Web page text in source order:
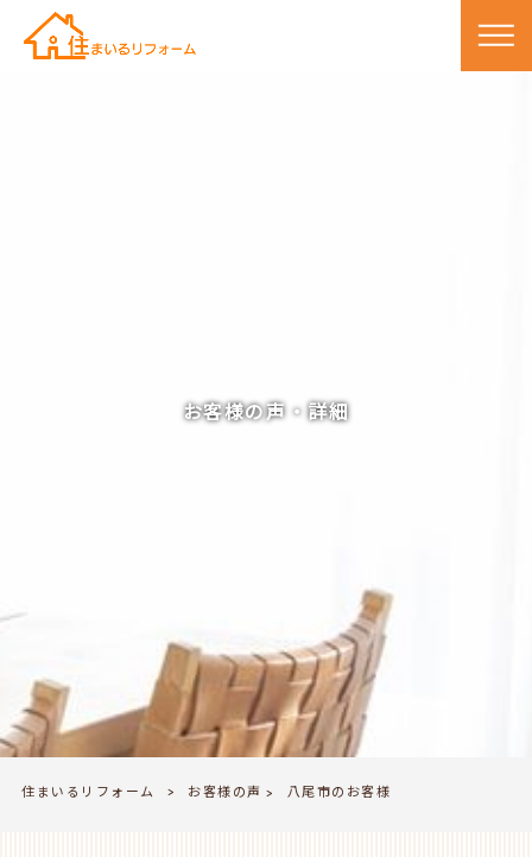
お客様の声・詳細
住まいるリフォーム > お客様の声 > 八尾市のお客様